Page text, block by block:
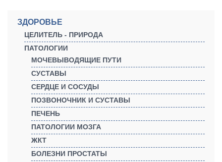
ЗДОРОВЬЕ
ЦЕЛИТЕЛЬ - ПРИРОДА
ПАТОЛОГИИ
МОЧЕВЫВОДЯЩИЕ ПУТИ
СУСТАВЫ
СЕРДЦЕ И СОСУДЫ
ПОЗВОНОЧНИК И СУСТАВЫ
ПЕЧЕНЬ
ПАТОЛОГИИ МОЗГА
ЖКТ
БОЛЕЗНИ ПРОСТАТЫ